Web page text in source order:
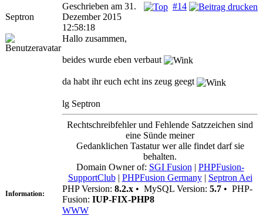
Septron
#14
Geschrieben am 31.
Dezember 2015
12:58:18
Hallo zusammen,
beides wurde eben verbaut
da habt ihr euch echt ins zeug geegt
lg Septron
Rechtschreibfehler und Fehlende Satzzeichen sind
eine Sünde meiner
Gedanklichen Tastatur wer alle findet darf sie
behalten.
Domain Owner of: SGI Fusion | PHPFusion-
SupportClub| PHPFusion Germany| Septron Aei
Information: PHP Version: 8.2.x • MySQL Version: 5.7 • PHP-
Fusion: IUP-FIX-PHP8
WWW